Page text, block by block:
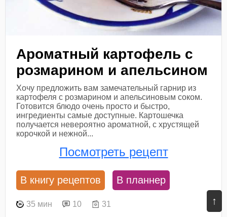
↑
Ароматный картофель с
розмарином и апельсином
Хочу предложить вам замечательный гарнир из
картофеля с розмарином и апельсиновым соком.
Готовится блюдо очень просто и быстро,
ингредиенты самые доступные. Картошечка
получается невероятно ароматной, с хрустящей
корочкой и нежной...
Посмотреть рецепт
В книгу рецептов В планнер
35 мин 10 31